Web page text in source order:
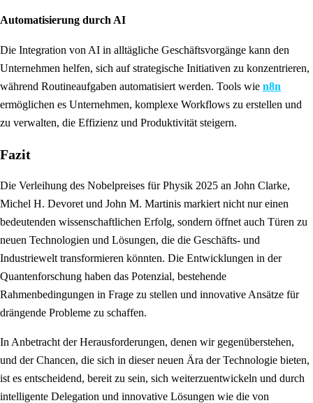
Automatisierung durch AI
Die Integration von AI in alltägliche Geschäftsvorgänge kann den
Unternehmen helfen, sich auf strategische Initiativen zu konzentrieren,
während Routineaufgaben automatisiert werden. Tools wie n8n
ermöglichen es Unternehmen, komplexe Workflows zu erstellen und
zu verwalten, die Effizienz und Produktivität steigern.
Fazit
Die Verleihung des Nobelpreises für Physik 2025 an John Clarke,
Michel H. Devoret und John M. Martinis markiert nicht nur einen
bedeutenden wissenschaftlichen Erfolg, sondern öffnet auch Türen zu
neuen Technologien und Lösungen, die die Geschäfts- und
Industriewelt transformieren könnten. Die Entwicklungen in der
Quantenforschung haben das Potenzial, bestehende
Rahmenbedingungen in Frage zu stellen und innovative Ansätze für
drängende Probleme zu schaffen.
In Anbetracht der Herausforderungen, denen wir gegenüberstehen,
und der Chancen, die sich in dieser neuen Ära der Technologie bieten,
ist es entscheidend, bereit zu sein, sich weiterzuentwickeln und durch
intelligente Delegation und innovative Lösungen wie die von